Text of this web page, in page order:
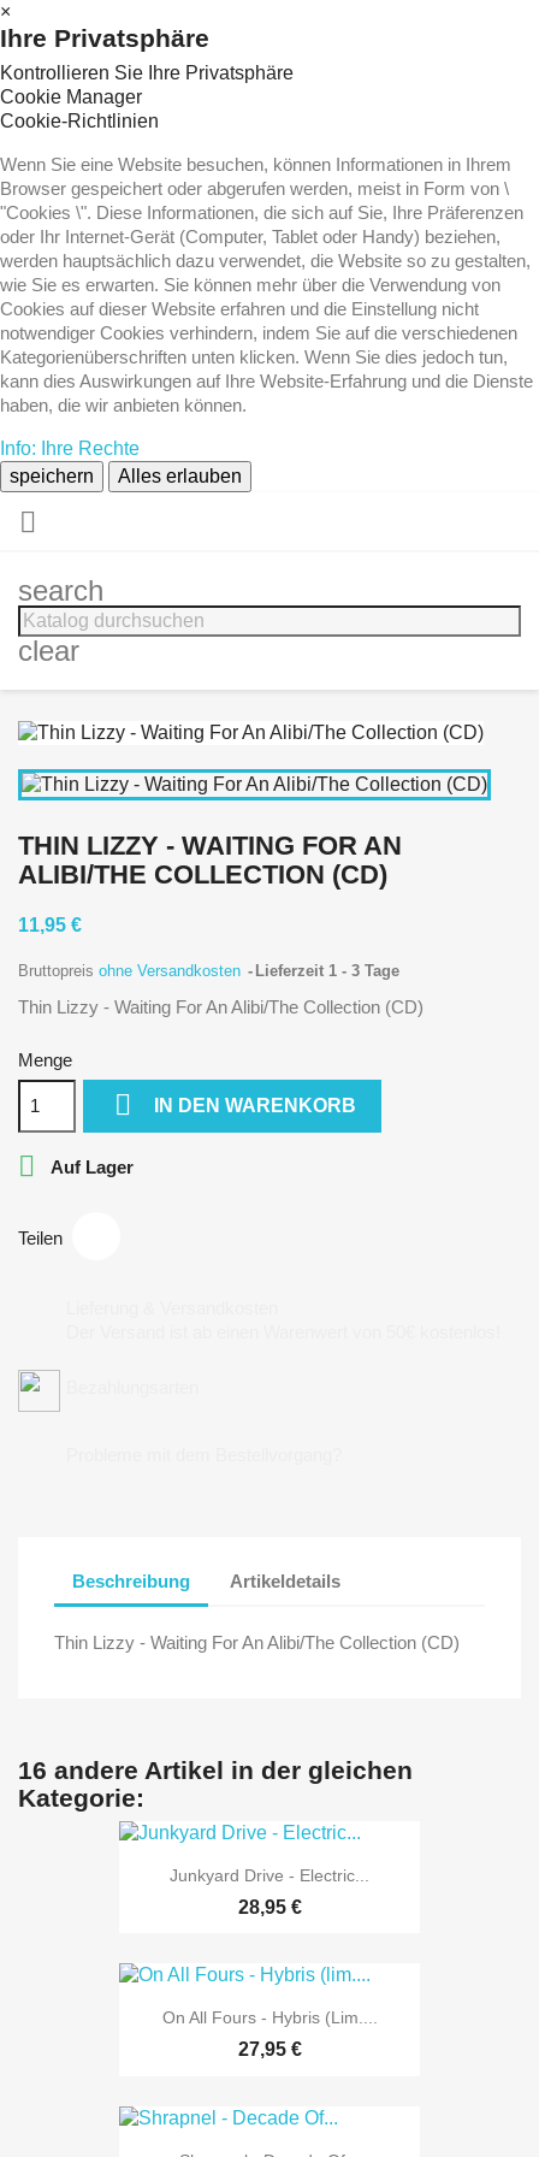
×
Ihre Privatsphäre
Kontrollieren Sie Ihre Privatsphäre
Cookie Manager
Cookie-Richtlinien
Wenn Sie eine Website besuchen, können Informationen in Ihrem
Browser gespeichert oder abgerufen werden, meist in Form von \
"Cookies \". Diese Informationen, die sich auf Sie, Ihre Präferenzen
oder Ihr Internet-Gerät (Computer, Tablet oder Handy) beziehen,
werden hauptsächlich dazu verwendet, die Website so zu gestalten,
wie Sie es erwarten. Sie können mehr über die Verwendung von
Cookies auf dieser Website erfahren und die Einstellung nicht
notwendiger Cookies verhindern, indem Sie auf die verschiedenen
Kategorienüberschriften unten klicken. Wenn Sie dies jedoch tun,
kann dies Auswirkungen auf Ihre Website-Erfahrung und die Dienste
haben, die wir anbieten können.
Info: Ihre Rechte
speichern
Alles erlauben

search
clear
THIN LIZZY - WAITING FOR AN
ALIBI/THE COLLECTION (CD)
11,95 €
Bruttopreis ohne Versandkosten Lieferzeit 1 - 3 Tage
Thin Lizzy - Waiting For An Alibi/The Collection (CD)
Menge
 IN DEN WARENKORB
 Auf Lager
Teilen
Beschreibung Artikeldetails
Thin Lizzy - Waiting For An Alibi/The Collection (CD)
16 andere Artikel in der gleichen
Kategorie:
Junkyard Drive - Electric...
28,95 €
On All Fours - Hybris (lim....
27,95 €